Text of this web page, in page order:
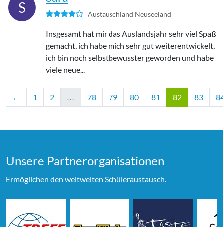
S Austauschland Neuseeland
Insgesamt hat mir das Auslandsjahr sehr viel Spaß
gemacht, ich habe mich sehr gut weiterentwickelt,
ich bin noch selbstbewusster geworden und habe
viele neue...
← 1 2 … 78 79 80 81 82 83
Unsere Partner­organi­sationen
Ermöglichen den weltweiten Schüleraustausch.